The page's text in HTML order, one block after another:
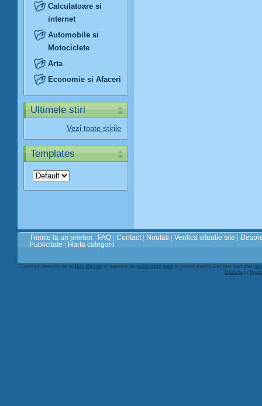
Calculatoare si
internet
Automobile si
Motociclete
Arta
Economie si Afaceri
Ultimele stiri
Vezi toate stirile
Templates
Trimite la un prieten FAQ Contact Noutati Verifica situatie site
Publicitate
Harta categorii
Continut director de la Buy Bitcoinsi agentie de publicitate websi online media Cel mai complet
Grafice si